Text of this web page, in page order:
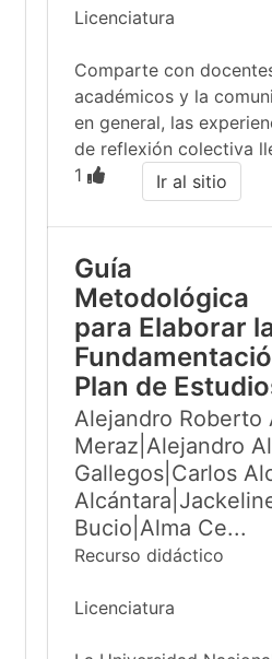
Licenciatura
Comparte con
académicos y la
en general, las
de reflexión colectiva
1
Ir al sitio
Guía
Metodológica
para Elaborar
Plan de
Alejandro Roberto
Meraz|Alejandro
Gallegos|Carlos
Bucio|Alma Ce...
Recurso didáctico
Licenciatura